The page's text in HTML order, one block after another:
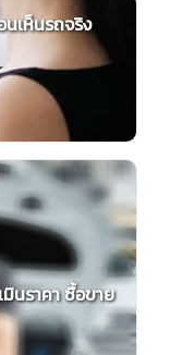
เห็นรถจริง
นราคา ซื้อขาย